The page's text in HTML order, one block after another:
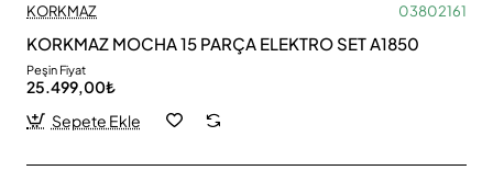
KORKMAZ 03802161
KORKMAZ MOCHA 15 PARÇA ELEKTRO SET A1850
Peşin Fiyat
25.499,00₺
Sepete Ekle